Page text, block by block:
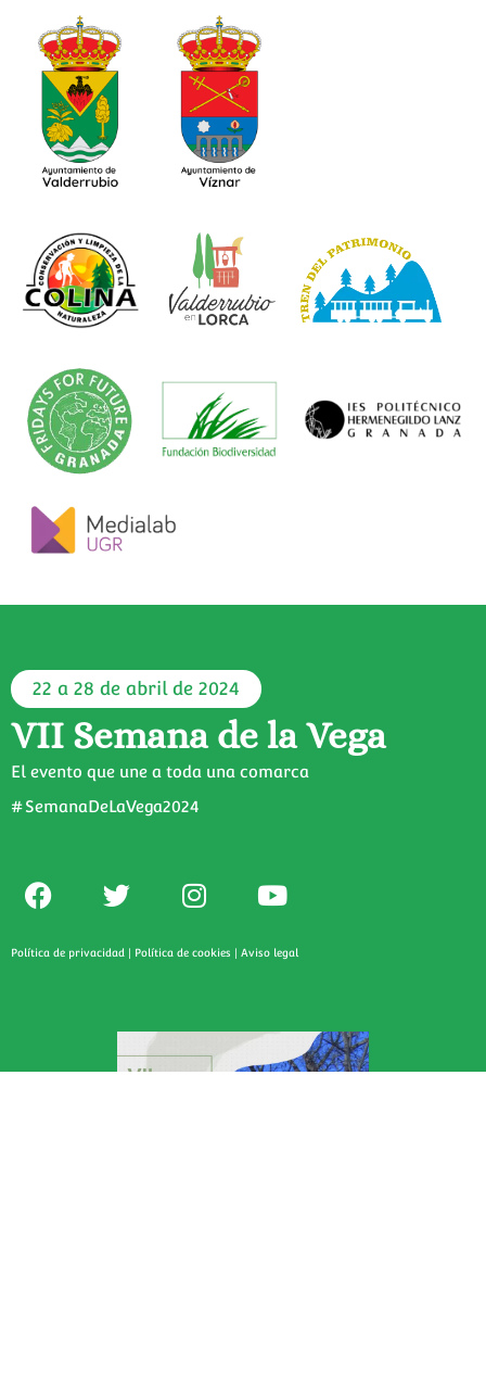
22 a 28 de abril de 2024
VII Semana de la Vega
El evento que une a toda una comarca
#SemanaDeLaVega2024
Política de privacidad | Política de cookies | Aviso legal